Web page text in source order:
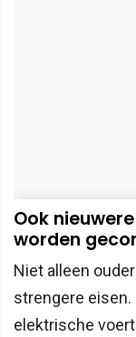
Ook
worden
Niet alleen
strengere eisen.
elektrische